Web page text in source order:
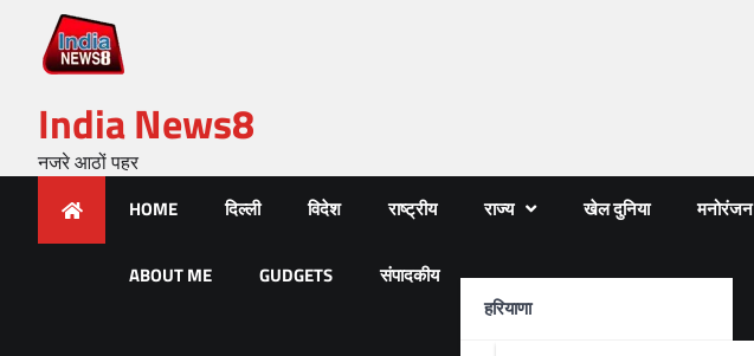
India News8
नजरे आठों पहर
HOME दिल्ली विदेश राष्ट्रीय राज्य
हरियाणा
खेल दुनिया मनोरंजन
ABOUT ME GUDGETS संपादकीय